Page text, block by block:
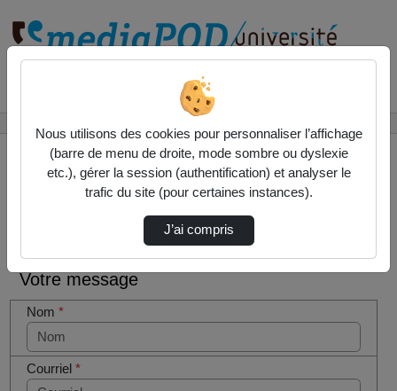
Contactez nous
Votre message
Nom*
Courriel*
êtes un
humain en
métal
(obligatoire)
Nous utilisons des cookies pour personnaliser l’affichage
(barre de menu de droite, mode sombre ou dyslexie
etc.), gérer la session (authentification) et analyser le
trafic du site (pour certaines instances).
J’ai compris